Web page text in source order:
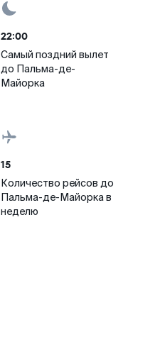
22:00
Самый поздний вылет
до Пальма-де-
Майорка
15
Количество рейсов до
Пальма-де-Майорка в
неделю